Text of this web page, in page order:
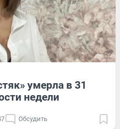
умерла в 31
недели
Обсудить